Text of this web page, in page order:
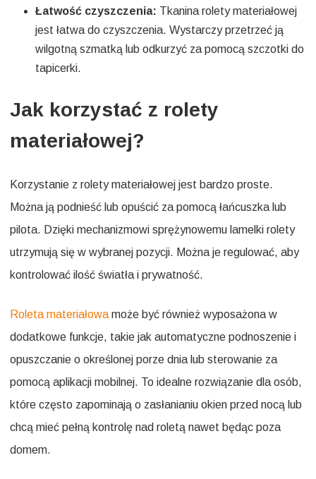
Łatwość czyszczenia: Tkanina rolety materiałowej
jest łatwa do czyszczenia. Wystarczy przetrzeć ją
wilgotną szmatką lub odkurzyć za pomocą szczotki do
tapicerki.
Jak korzystać z rolety
materiałowej?
Korzystanie z rolety materiałowej jest bardzo proste.
Można ją podnieść lub opuścić za pomocą łańcuszka lub
pilota. Dzięki mechanizmowi sprężynowemu lamelki rolety
utrzymują się w wybranej pozycji. Można je regulować, aby
kontrolować ilość światła i prywatność.
Roleta materiałowa może być również wyposażona w
dodatkowe funkcje, takie jak automatyczne podnoszenie i
opuszczanie o określonej porze dnia lub sterowanie za
pomocą aplikacji mobilnej. To idealne rozwiązanie dla osób,
które często zapominają o zasłanianiu okien przed nocą lub
chcą mieć pełną kontrolę nad roletą nawet będąc poza
domem.